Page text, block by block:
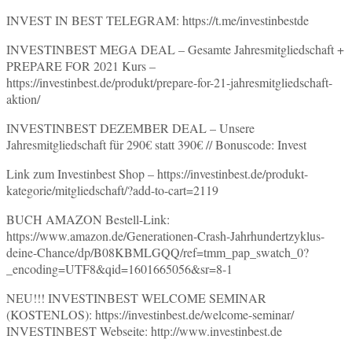
INVEST IN BEST TELEGRAM: https://t.me/investinbestde
INVESTINBEST MEGA DEAL – Gesamte Jahresmitgliedschaft +
PREPARE FOR 2021 Kurs –
https://investinbest.de/produkt/prepare-for-21-jahresmitgliedschaft-
aktion/
INVESTINBEST DEZEMBER DEAL – Unsere
Jahresmitgliedschaft für 290€ statt 390€ // Bonuscode: Invest
Link zum Investinbest Shop – https://investinbest.de/produkt-
kategorie/mitgliedschaft/?add-to-cart=2119
BUCH AMAZON Bestell-Link:
https://www.amazon.de/Generationen-Crash-Jahrhundertzyklus-
deine-Chance/dp/B08KBMLGQQ/ref=tmm_pap_swatch_0?
_encoding=UTF8&qid=1601665056&sr=8-1
NEU!!! INVESTINBEST WELCOME SEMINAR
(KOSTENLOS): https://investinbest.de/welcome-seminar/
INVESTINBEST Webseite: http://www.investinbest.de